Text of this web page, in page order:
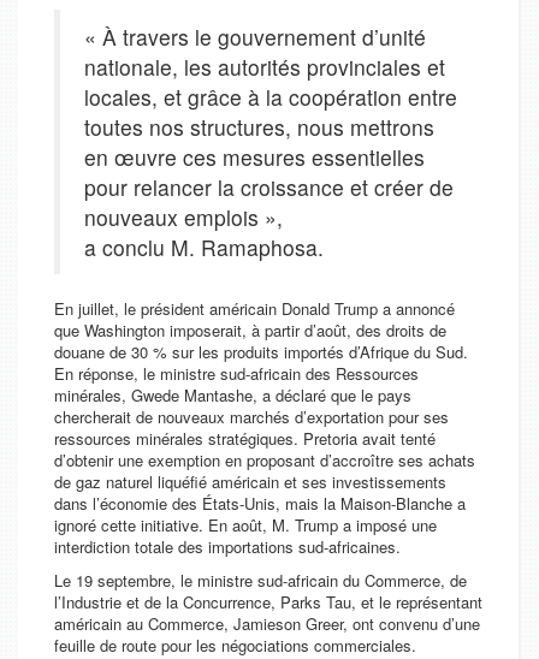
« À travers le gouvernement d’unité
nationale, les autorités provinciales et
locales, et grâce à la coopération entre
toutes nos structures, nous mettrons
en œuvre ces mesures essentielles
pour relancer la croissance et créer de
nouveaux emplois »,
a conclu M. Ramaphosa.
En juillet, le président américain Donald Trump a annoncé
que Washington imposerait, à partir d’août, des droits de
douane de 30 % sur les produits importés d’Afrique du Sud.
En réponse, le ministre sud-africain des Ressources
minérales, Gwede Mantashe, a déclaré que le pays
chercherait de nouveaux marchés d’exportation pour ses
ressources minérales stratégiques. Pretoria avait tenté
d’obtenir une exemption en proposant d’accroître ses achats
de gaz naturel liquéfié américain et ses investissements
dans l’économie des États-Unis, mais la Maison-Blanche a
ignoré cette initiative. En août, M. Trump a imposé une
interdiction totale des importations sud-africaines.
Le 19 septembre, le ministre sud-africain du Commerce, de
l’Industrie et de la Concurrence, Parks Tau, et le représentant
américain au Commerce, Jamieson Greer, ont convenu d’une
feuille de route pour les négociations commerciales.